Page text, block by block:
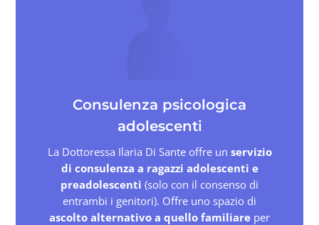
Consulenza psicologica
adolescenti
La Dottoressa Ilaria Di Sante offre un servizio
di consulenza a ragazzi adolescenti e
preadolescenti (solo con il consenso di
entrambi i genitori). Offre uno spazio di
ascolto alternativo a quello familiare per